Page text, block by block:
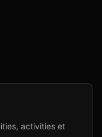
activities et